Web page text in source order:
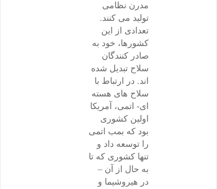
مدرن نظامی
تولید می کنند.
تعدادی از این
کشورها، خود به
صادر کنندگان
سلاح تبدیل شده
اند. در ارتباط با
سلاح های هسته
ای- اتمی، آمریکا
اولین کشوری
بود که بمب اتمی
را توسعه داد و
تنها کشوری که تا
به حال از آن –
در هیروشیما و